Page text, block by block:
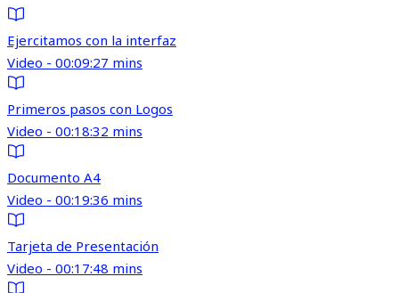
Ejercitamos con la interfaz
Video - 00:09:27 mins
Primeros pasos con Logos
Video - 00:18:32 mins
Documento A4
Video - 00:19:36 mins
Tarjeta de Presentación
Video - 00:17:48 mins